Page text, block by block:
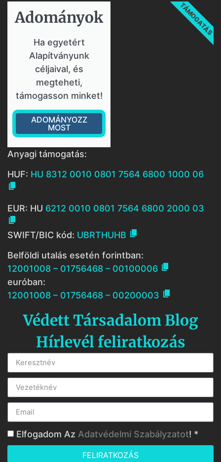
Adományok​
Ha egyetért
Alapítványunk
céljaival, és
megteheti,
támogasson minket!
ADOMÁNYOZZ
MOST
TÁMOGATÁS
Anyagi támogatás:
HUF: HU 8312 0010 0801 7564 6800 1000 06

EUR: HU 6212 0010 0801 7564 6800 2000 03

SWIFT/BIC kód: UBRTHUHB 
Belföldi utalás esetén forintban:
12001008 – 01756468 – 00100006 
euróban:
12001008 – 01756468 – 00200003 
Védett Társadalom Blog
Hírlevél feliratkozás
Elfogadom Az Adatvédelmi Szabályzatot! *
FELIRATKOZÁS